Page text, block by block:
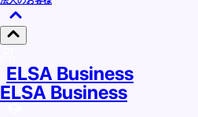
ELSA Business
ELSA Business